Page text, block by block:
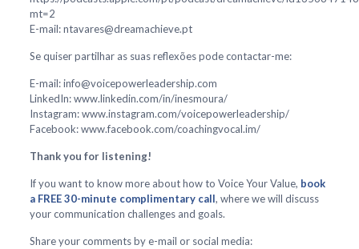
mt=2
E-mail: ntavares@dreamachieve.pt
Se quiser partilhar as suas reflexões pode contactar-me:
E-mail: info@voicepowerleadership.com
LinkedIn: www.linkedin.com/in/inesmoura/
Instagram: www.instagram.com/voicepowerleadership/
Facebook: www.facebook.com/coachingvocal.im/
Thank you for listening!
If you want to know more about how to Voice Your Value, book
a FREE 30-minute complimentary call, where we will discuss
your communication challenges and goals.
Share your comments by e-mail or social media: